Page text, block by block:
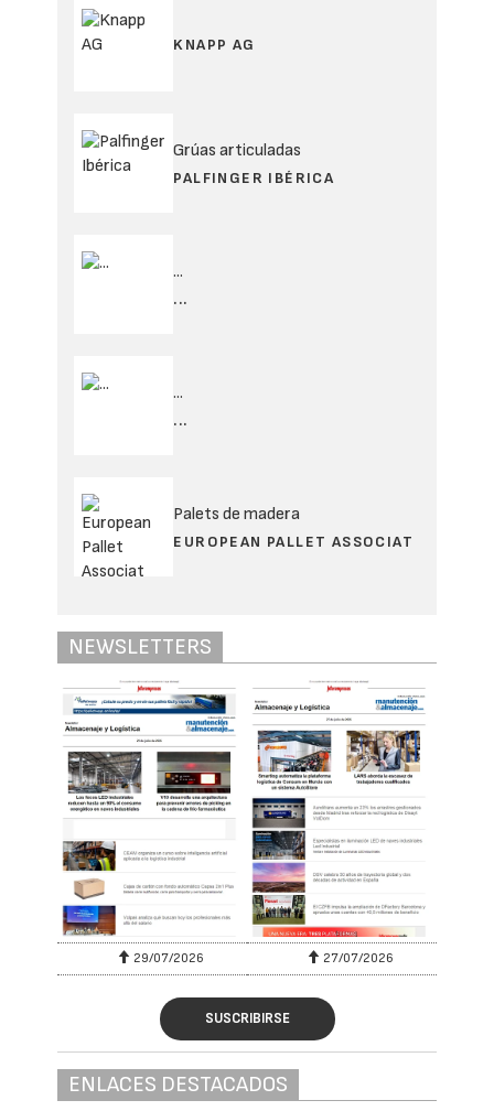
KNAPP AG
Grúas articuladas
PALFINGER IBÉRICA
...
...
...
...
Palets de madera
EUROPEAN PALLET ASSOCIAT
NEWSLETTERS
29/07/2026 27/07/2026
SUSCRIBIRSE
ENLACES DESTACADOS